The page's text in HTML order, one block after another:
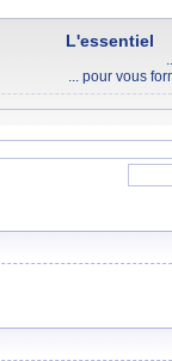
L'essentiel
... pour vous